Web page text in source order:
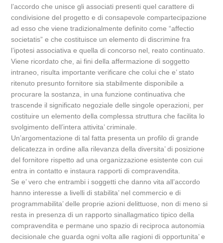
l’accordo che unisce gli associati presenti quel carattere di
condivisione del progetto e di consapevole compartecipazione
ad esso che viene tradizionalmente definito come “affectio
societatis” e che costituisce un elemento di discrimine fra
l’ipotesi associativa e quella di concorso nel, reato continuato.
Viene ricordato che, ai fini della affermazione di soggetto
intraneo, risulta importante verificare che colui che e’ stato
ritenuto presunto fornitore sia stabilmente disponibile a
procurare la sostanza, in una funzione continuativa che
trascende il significato negoziale delle singole operazioni, per
costituire un elemento della complessa struttura che facilita lo
svolgimento dell’intera attivita’ criminale.
Un’argomentazione di tal fatta presenta un profilo di grande
delicatezza in ordine alla rilevanza della diversita’ di posizione
del fornitore rispetto ad una organizzazione esistente con cui
entra in contatto e instaura rapporti di compravendita.
Se e’ vero che entrambi i soggetti che danno vita all’accordo
hanno interesse a livelli di stabilita’ nel commercio e di
programmabilita’ delle proprie azioni delittuose, non di meno si
resta in presenza di un rapporto sinallagmatico tipico della
compravendita e permane uno spazio di reciproca autonomia
decisionale che guarda ogni volta alle ragioni di opportunita’ e